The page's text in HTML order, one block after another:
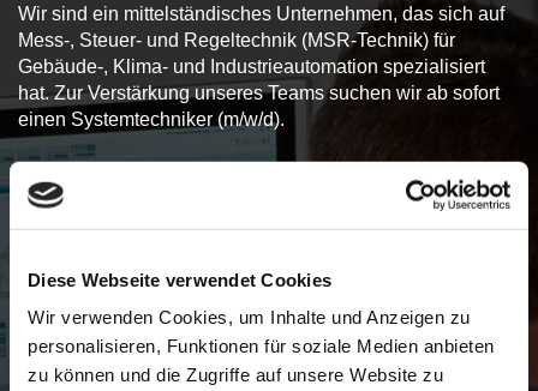
Diese Webseite verwendet Cookies
Wir verwenden Cookies, um Inhalte und Anzeigen zu
personalisieren, Funktionen für soziale Medien anbieten
zu können und die Zugriffe auf unsere Website zu
Wir sind ein mittelständisches Unternehmen, das sich auf
Mess-, Steuer- und Regeltechnik (MSR-Technik) für
Gebäude-, Klima- und Industrieautomation spezialisiert
hat. Zur Verstärkung unseres Teams suchen wir ab sofort
einen Systemtechniker (m/w/d).
Wartung, Service und Inbetriebnahme von MSR-
der Industrieautomation
Betreuung von Projekten im Außendienst,
hauptsächlich im Raum Bayern